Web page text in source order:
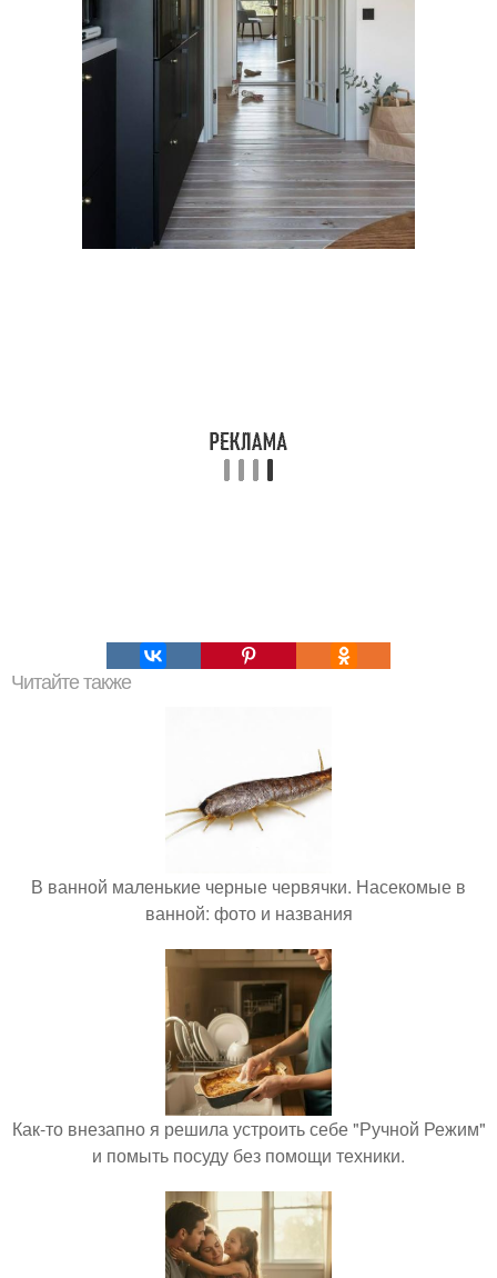
Читайте также
В ванной маленькие черные червячки. Насекомые в
ванной: фото и названия
Как-то внезапно я решила устроить себе "Ручной Режим"
и помыть посуду без помощи техники.